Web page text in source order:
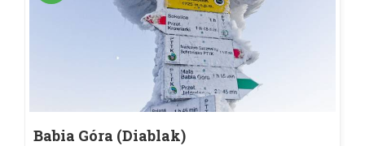
Babia Góra (Diablak)